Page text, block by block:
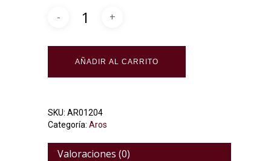
AÑADIR AL CARRITO
SKU: AR01204
Categoría: Aros
Valoraciones (0)